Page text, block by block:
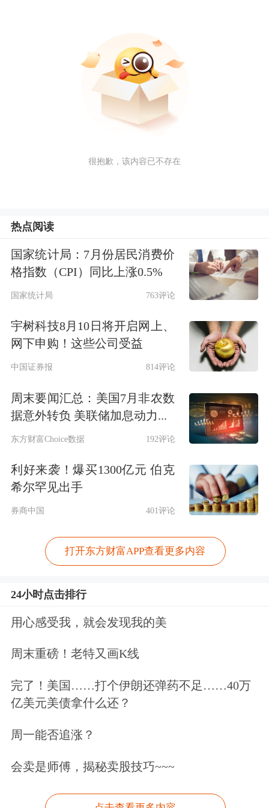
很抱歉，该内容已不存在
热点阅读
国家统计局：7月份居民消费价
格指数（CPI）同比上涨0.5%
国家统计局 763评论
宇树科技8月10日将开启网上、
网下申购！这些公司受益
中国证券报 814评论
周末要闻汇总：美国7月非农数
据意外转负 美联储加息动力...
东方财富Choice数据 192评论
利好来袭！爆买1300亿元 伯克
希尔罕见出手
券商中国 401评论
打开东方财富APP查看更多内容
24小时点击排行
用心感受我，就会发现我的美
周末重磅！老特又画K线
完了！美国……打个伊朗还弹药不足……40万
亿美元美债拿什么还？
周一能否追涨？
会卖是师傅，揭秘卖股技巧~~~